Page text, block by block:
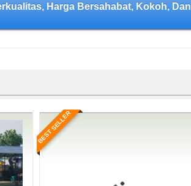
Harga Bersahabat, Kokoh, Dan
BEST SELLER